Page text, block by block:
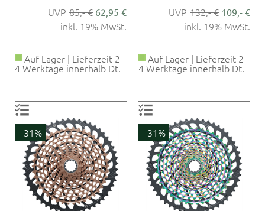
85,- € 62,95 €
inkl. 19% MwSt.
Auf Lager | Lieferzeit 2-
4 Werktage innerhalb Dt.
132,- € 109,- €
inkl. 19% MwSt.
Auf Lager | Lieferzeit 2-
4 Werktage innerhalb Dt.
- 31% - 31%